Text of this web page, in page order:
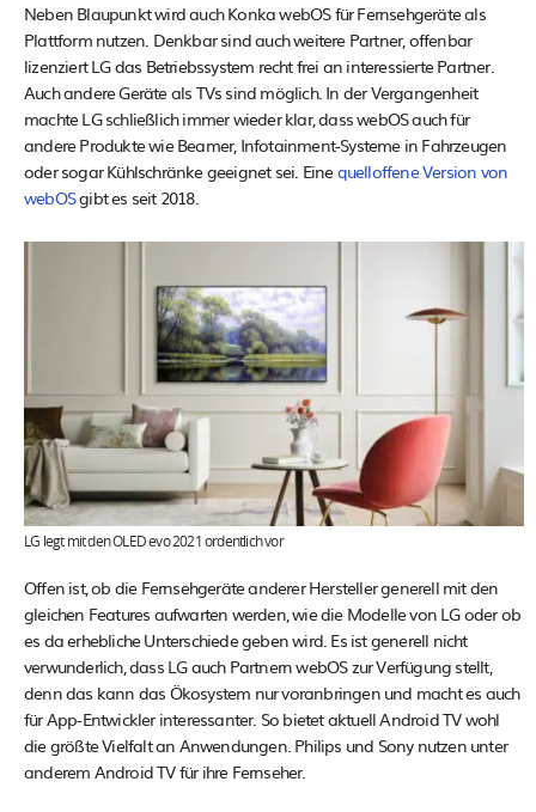
Neben Blaupunkt wird auch Konka webOS für Fernsehgeräte als
Plattform nutzen. Denkbar sind auch weitere Partner, offenbar
lizenziert LG das Betriebssystem recht frei an interessierte Partner.
Auch andere Geräte als TVs sind möglich. In der Vergangenheit
machte LG schließlich immer wieder klar, dass webOS auch für
andere Produkte wie Beamer, Infotainment-Systeme in Fahrzeugen
oder sogar Kühlschränke geeignet sei. Einequelloffene Version von
webOSgibt es seit 2018.
LG legt mit den OLED evo 2021 ordentlich vor
Offen ist, ob die Fernsehgeräte anderer Hersteller generell mit den
gleichen Features aufwarten werden, wie die Modelle von LG oder ob
es da erhebliche Unterschiede geben wird. Es ist generell nicht
verwunderlich, dass LG auch Partnern webOS zur Verfügung stellt,
denn das kann das Ökosystem nur voranbringen und macht es auch
für App-Entwickler interessanter. So bietet aktuell Android TV wohl
die größte Vielfalt an Anwendungen. Philips und Sony nutzen unter
anderem Android TV für ihre Fernseher.